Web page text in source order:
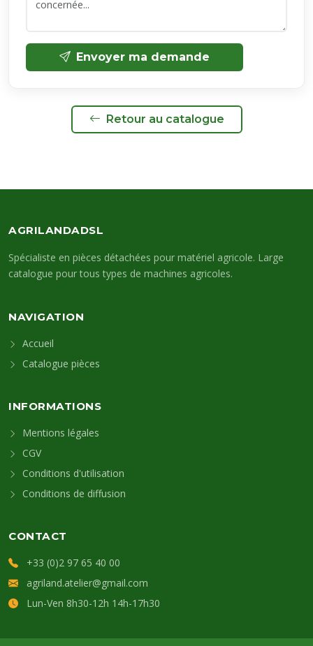
Envoyer ma demande
Retour au catalogue
AGRILANDADSL
Spécialiste en pièces détachées pour matériel agricole. Large
catalogue pour tous types de machines agricoles.
NAVIGATION
Accueil
Catalogue pièces
INFORMATIONS
Mentions légales
CGV
Conditions d'utilisation
Conditions de diffusion
CONTACT
+33 (0)2 97 65 40 00
agriland.atelier@gmail.com
Lun-Ven 8h30-12h 14h-17h30